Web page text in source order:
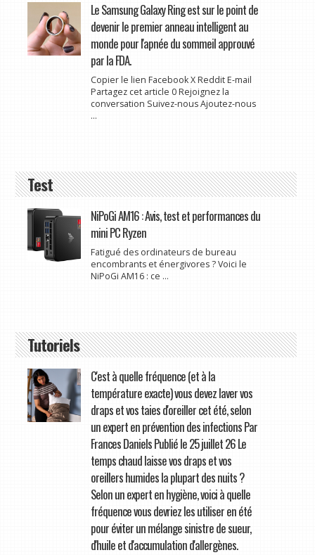
Le Samsung Galaxy Ring est sur le point de
devenir le premier anneau intelligent au
monde pour l'apnée du sommeil approuvé
par la FDA.
Copier le lien Facebook X Reddit E-mail
Partagez cet article 0 Rejoignez la
conversation Suivez-nous Ajoutez-nous
...
Test
NiPoGi AM16 : Avis, test et performances du
mini PC Ryzen
Fatigué des ordinateurs de bureau
encombrants et énergivores ? Voici le
NiPoGi AM16 : ce ...
Tutoriels
C'est à quelle fréquence (et à la
température exacte) vous devez laver vos
draps et vos taies d'oreiller cet été, selon
un expert en prévention des infections Par
Frances Daniels Publié le 25 juillet 26 Le
temps chaud laisse vos draps et vos
oreillers humides la plupart des nuits ?
Selon un expert en hygiène, voici à quelle
fréquence vous devriez les utiliser en été
pour éviter un mélange sinistre de sueur,
d'huile et d'accumulation d'allergènes.